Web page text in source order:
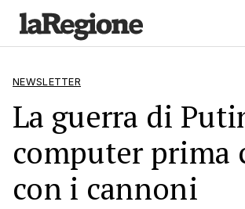
NEWSLETTER
La guerra di
computer prima
con i cannoni